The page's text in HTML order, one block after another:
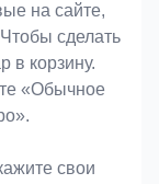
на сайте,
сделать
в корзину.
«Обычное
свои